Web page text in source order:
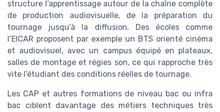
structure l’apprentissage autour de la chaîne complète
de production audiovisuelle, de la préparation du
tournage jusqu’à la diffusion. Des écoles comme
l’EICAR proposent par exemple un BTS orienté cinéma
et audiovisuel, avec un campus équipé en plateaux,
salles de montage et régies son, ce qui rapproche très
vite l’étudiant des conditions réelles de tournage.
Les CAP et autres formations de niveau bac ou infra
bac ciblent davantage des métiers techniques très